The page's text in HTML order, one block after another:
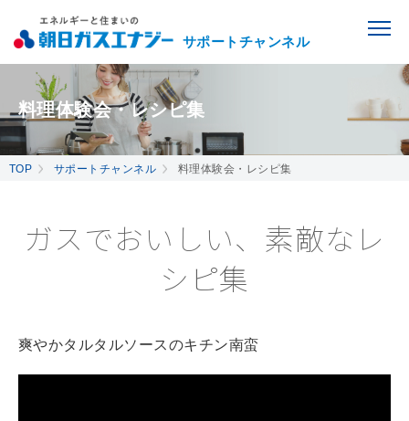
サポートチャンネル
料理体験会・レシピ集
TOP サポートチャンネル 料理体験会・レシピ集
ガスでおいしい、素敵なレ
シピ集
爽やかタルタルソースのキチン南蛮